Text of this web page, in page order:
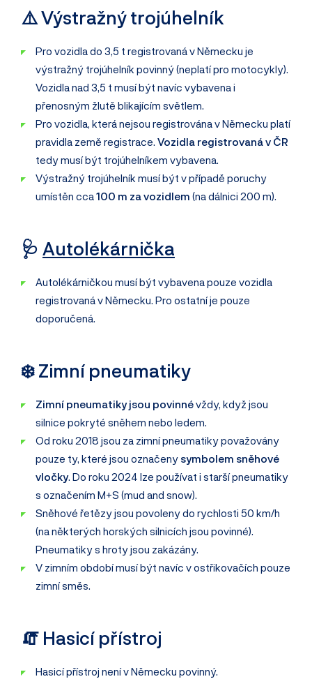
⚠️ Výstražný trojúhelník
Pro vozidla do 3,5 t registrovaná v Německu je
výstražný trojúhelník povinný (neplatí pro motocykly).
Vozidla nad 3,5 t musí být navíc vybavena i
přenosným žlutě blikajícím světlem.
Pro vozidla, která nejsou registrována v Německu platí
pravidla země registrace. Vozidla registrovaná v ČR
tedy musí být trojúhelníkem vybavena.
Výstražný trojúhelník musí být v případě poruchy
umístěn cca100 m za vozidlem (na dálnici 200 m).
🩺 Autolékárnička
Autolékárničkou musí být vybavena pouze vozidla
registrovaná v Německu. Pro ostatní je pouze
doporučená.
❄️ Zimní pneumatiky
Zimní pneumatiky jsou povinnévždy, když jsou
silnice pokryté sněhem nebo ledem.
Od roku 2018 jsou za zimní pneumatiky považovány
pouze ty, které jsou označeny symbolem sněhové
vločky. Do roku 2024 lze používat i starší pneumatiky
s označením M+S (mud and snow).
Sněhové řetězy jsou povoleny do rychlosti 50 km/h
(na některých horských silnicích jsou povinné).
Pneumatiky s hroty jsou zakázány.
V zimním období musí být navíc v ostřikovačích pouze
zimní směs.
🧯 Hasicí přístroj
Hasicí přístroj není v Německu povinný.